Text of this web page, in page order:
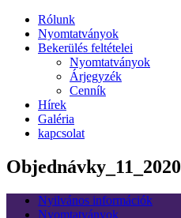
Rólunk
Nyomtatványok
Bekerülés feltételei
Nyomtatványok
Árjegyzék
Cenník
Hírek
Galéria
kapcsolat
Objednávky_11_2020
Nyilvános információk
Nyomtatványok